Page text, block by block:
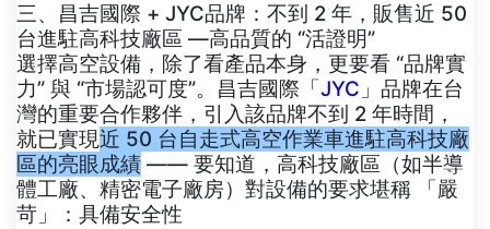
三、昌吉國際 + JYC品牌：不到 2 年，販售近 50
台進駐高科技廠區 —高品質的 “活證明”
選擇高空設備，除了看產品本身，更要看 “品牌實
力” 與 “市場認可度”。昌吉國際「JYC 」品牌在台
灣的重要合作夥伴，引入該品牌不到 2 年時間，
就已實現近 50 台自走式高空作業車進駐高科技廠
區的亮眼成績 —— 要知道，高科技廠區（如半導
體工廠、精密電子廠房）對設備的要求堪稱 「嚴
苛」：具備安全性